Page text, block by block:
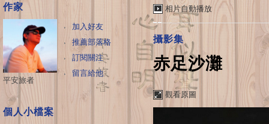
相片自動播放
攝影集
赤足沙灘
觀看原圖
作家
加入好友
推薦部落格
訂閱關注
留言給他
平安旅者
個人小檔案